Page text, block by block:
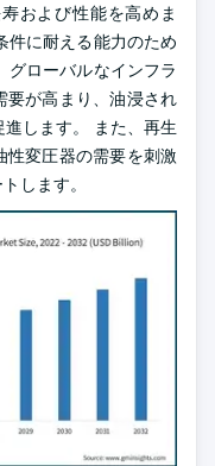
および性能を高めま
件に耐える能力のため
グローバルなインフラ
要が高まり、油浸され
します。 また、再生
性変圧器の需要を刺激
します。